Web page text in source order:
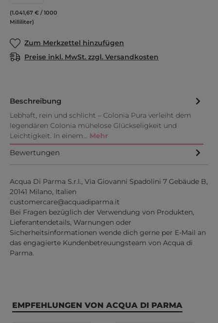
(1.041,67 € / 1000
Milliliter)
Zum Merkzettel hinzufügen
Preise inkl. MwSt. zzgl. Versandkosten
Beschreibung
Lebhaft, rein und schlicht – Colonia Pura verleiht dem
legendären Colonia mühelose Glückseligkeit und
Leichtigkeit. In einem… Mehr
Bewertungen
Acqua Di Parma S.r.l., Via Giovanni Spadolini 7 Gebäude B,
20141 Milano, Italien
customercare@acquadiparma.it
Bei Fragen bezüglich der Verwendung von Produkten,
Lieferantendetails, Warnungen oder
Sicherheitsinformationen wende dich gerne per E-Mail an
das engagierte Kundenbetreuungsteam von Acqua di
Parma.
Produktgalerie überspringen
EMPFEHLUNGEN VON ACQUA DI PARMA